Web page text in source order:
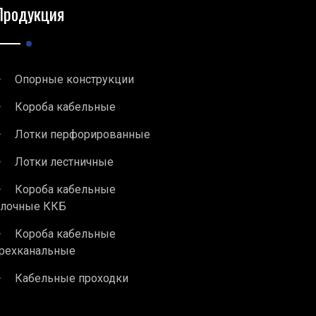
Опорные конструкции
Короба кабельные
Лотки перфорированные
Лотки лестничные
Короба кабельные
ККБ
Короба кабельные
Кабельные проходки